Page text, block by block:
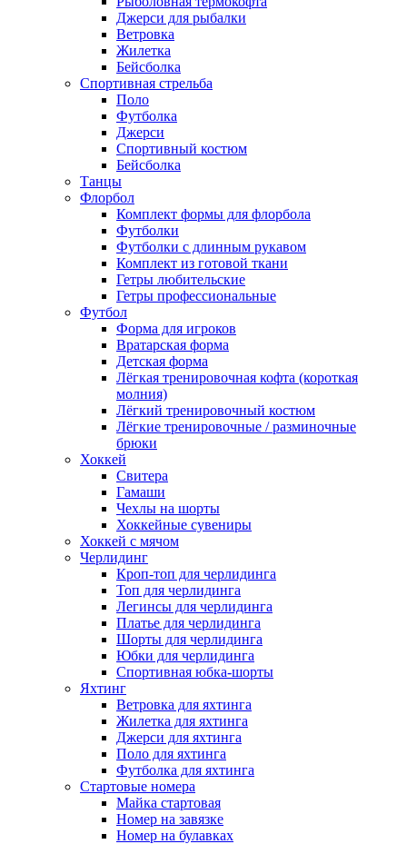
Джерси для рыбалки
Ветровка
Жилетка
Бейсболка
Спортивная стрельба
Поло
Футболка
Джерси
Спортивный костюм
Бейсболка
Танцы
Флорбол
Комплект формы для флорбола
Футболки
Футболки с длинным рукавом
Комплект из готовой ткани
Гетры любительские
Гетры профессиональные
Футбол
Форма для игроков
Вратарская форма
Детская форма
Лёгкая тренировочная кофта (короткая
молния)
Лёгкий тренировочный костюм
Лёгкие тренировочные / разминочные
брюки
Хоккей
Свитера
Гамаши
Чехлы на шорты
Хоккейные сувениры
Хоккей с мячом
Черлидинг
Кроп-топ для черлидинга
Топ для черлидинга
Легинсы для черлидинга
Платье для черлидинга
Шорты для черлидинга
Юбки для черлидинга
Спортивная юбка-шорты
Яхтинг
Ветровка для яхтинга
Жилетка для яхтинга
Джерси для яхтинга
Поло для яхтинга
Футболка для яхтинга
Стартовые номера
Майка стартовая
Номер на завязке
Номер на булавках